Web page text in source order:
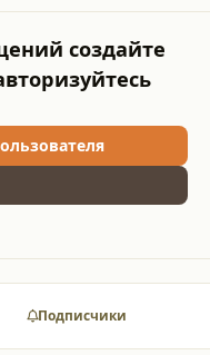
создайте
Подписчики